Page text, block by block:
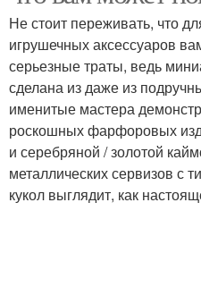
Не стоит переживать, что
игрушечных аксессуаров
серьезные траты, ведь
сделана из даже из
именитые мастера
роскошных фарфоровых
и серебряной / золотой
металлических сервизов с
кукол выглядит, как